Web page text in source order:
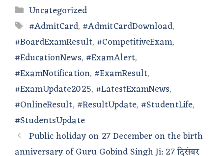
Categories
Uncategorized
Tags
#AdmitCard, #AdmitCardDownload,
#BoardExamResult, #CompetitiveExam,
#EducationNews, #ExamAlert,
#ExamNotification, #ExamResult,
#ExamUpdate2025, #LatestExamNews,
#OnlineResult, #ResultUpdate, #StudentLife,
#StudentsUpdate
Public holiday on 27 December on the birth
anniversary of Guru Gobind Singh Ji: 27 दिसंबर